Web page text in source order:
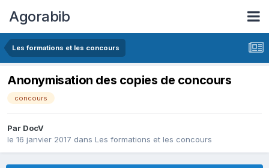
Agorabib
Les formations et les concours
Anonymisation des copies de concours
concours
Par DocV
le 16 janvier 2017 dans Les formations et les concours